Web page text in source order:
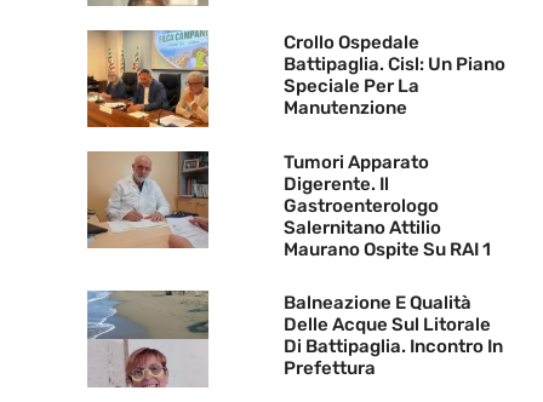
Crollo Ospedale
Battipaglia. Cisl: Un Piano
Speciale Per La
Manutenzione
Tumori Apparato
Digerente. Il
Gastroenterologo
Salernitano Attilio
Maurano Ospite Su RAI 1
Balneazione E Qualità
Delle Acque Sul Litorale
Di Battipaglia. Incontro In
Prefettura